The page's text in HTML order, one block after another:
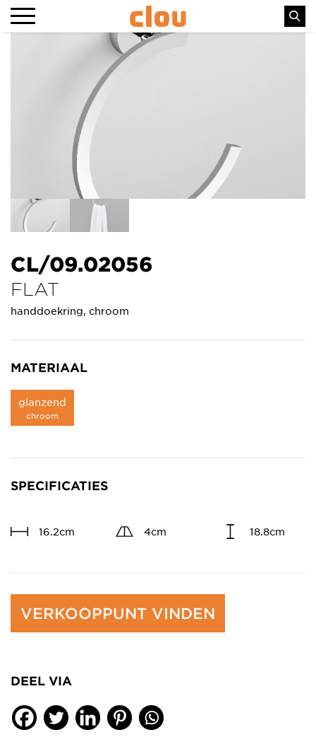
CL/09.02056
FLAT
handdoekring, chroom
MATERIAAL
glanzend
chroom
SPECIFICATIES
16.2cm 4cm 18.8cm
VERKOOPPUNT VINDEN
DEEL VIA